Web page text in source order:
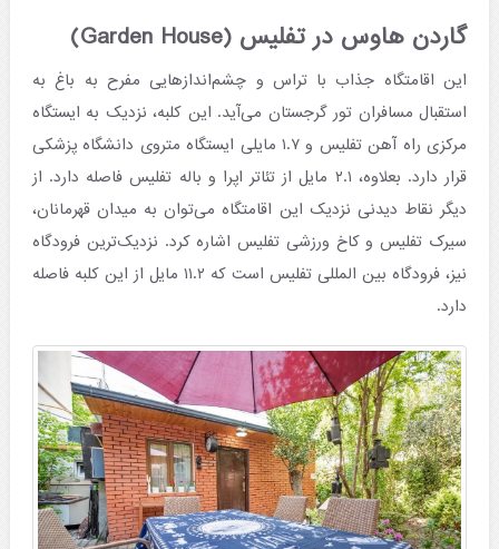
گاردن هاوس در تفلیس (Garden House)
این اقامتگاه جذاب با تراس و چشم‌اندازهایی مفرح به باغ به
استقبال مسافران تور گرجستان می‌آید. این کلبه، نزدیک به ایستگاه
مرکزی راه آهن تفلیس و ۱.۷ مایلی ایستگاه متروی دانشگاه پزشکی
قرار دارد. بعلاوه، ۲.۱ مایل از تئاتر اپرا و باله تفلیس فاصله دارد. از
دیگر نقاط دیدنی نزدیک این اقامتگاه می‌توان به میدان قهرمانان،
سیرک تفلیس و کاخ ورزشی تفلیس اشاره کرد. نزدیک‌ترین فرودگاه
نیز، فرودگاه بین المللی تفلیس است که ۱۱.۲ مایل از این کلبه فاصله
دارد.